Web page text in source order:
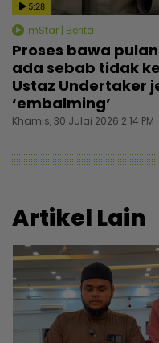
5:28
mStar | Berita
Proses bawa
ada sebab tidak
Ustaz Undertaker
‘embalming’
Khamis, 30 Julai 2026 2:14 PM
Artikel Lain